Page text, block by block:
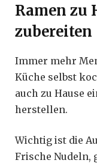
Ramen zu
zubereiten
Immer mehr
Küche selbst
auch zu Hause
herstellen.
Wichtig ist die
Frische Nudeln,